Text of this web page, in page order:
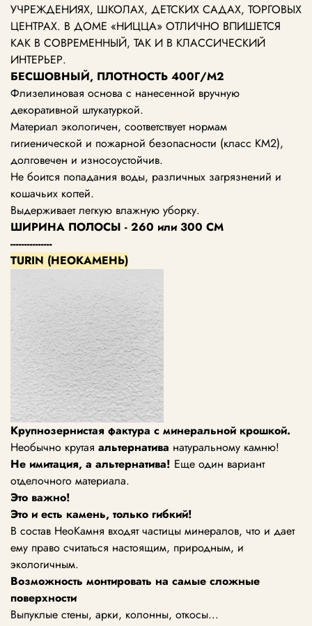
УЧРЕЖДЕНИЯХ, ШКОЛАХ, ДЕТСКИХ САДАХ, ТОРГОВЫХ
ЦЕНТРАХ. В ДОМЕ «НИЦЦА» ОТЛИЧНО ВПИШЕТСЯ
КАК В СОВРЕМЕННЫЙ, ТАК И В КЛАССИЧЕСКИЙ
ИНТЕРЬЕР.
БЕСШОВНЫЙ, ПЛОТНОСТЬ 400Г/М2
Флизелиновая основа с нанесенной вручную
декоративной штукатуркой.
Материал экологичен, соответствует нормам
гигиенической и пожарной безопасности (класс KM2),
долговечен и износоустойчив.
Не боится попадания воды, различных загрязнений и
кошачьих когтей.
Выдерживает легкую влажную уборку.
ШИРИНА ПОЛОСЫ - 260 или 300 СМ
---------------
TURIN (НЕОКАМЕНЬ)
Крупнозернистая фактура с минеральной крошкой.
Необычно крутая альтернатива натуральному камню!
Не имитация, а альтернатива! Еще один вариант
отделочного материала.
Это важно!
Это и есть камень, только гибкий!
В состав НеоКамня входят частицы минералов, что и дает
ему право считаться настоящим, природным, и
экологичным.
Возможность монтировать на самые сложные
поверхности
Выпуклые стены, арки, колонны, откосы...